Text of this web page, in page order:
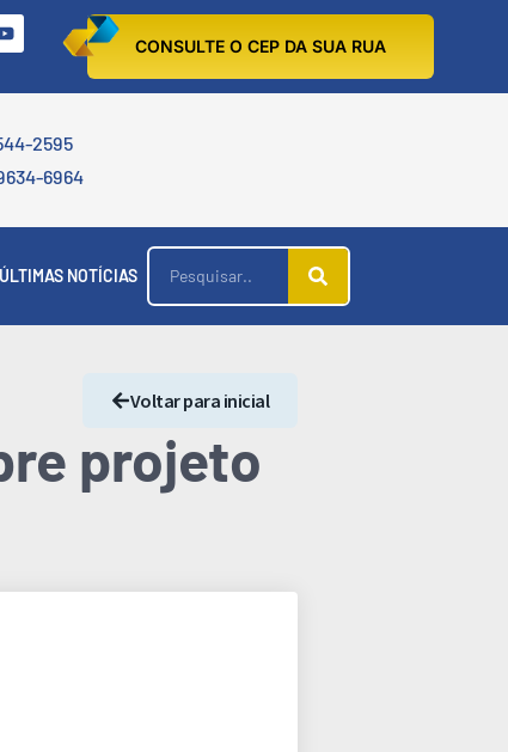
CONSULTE O CEP DA SUA RUA
2595
6964
ÚLTIMAS NOTÍCIAS
Voltar para inicial
projeto